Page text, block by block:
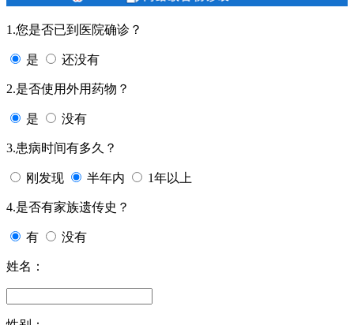
1.您是否已到医院确诊？
是 还没有
2.是否使用外用药物？
是 没有
3.患病时间有多久？
刚发现 半年内 1年以上
4.是否有家族遗传史？
有 没有
姓名：